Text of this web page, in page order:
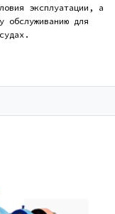
эксплуатации, а
обслуживанию для